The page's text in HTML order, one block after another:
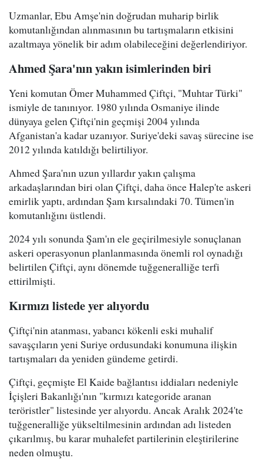
Uzmanlar, Ebu Amşe'nin doğrudan muharip birlik
komutanlığından alınmasının bu tartışmaların etkisini
azaltmaya yönelik bir adım olabileceğini değerlendiriyor.
Ahmed Şara'nın yakın isimlerinden biri
Yeni komutan Ömer Muhammed Çiftçi, "Muhtar Türki"
ismiyle de tanınıyor. 1980 yılında Osmaniye ilinde
dünyaya gelen Çiftçi'nin geçmişi 2004 yılında
Afganistan'a kadar uzanıyor. Suriye'deki savaş sürecine ise
2012 yılında katıldığı belirtiliyor.
Ahmed Şara'nın uzun yıllardır yakın çalışma
arkadaşlarından biri olan Çiftçi, daha önce Halep'te askeri
emirlik yaptı, ardından Şam kırsalındaki 70. Tümen'in
komutanlığını üstlendi.
2024 yılı sonunda Şam'ın ele geçirilmesiyle sonuçlanan
askeri operasyonun planlanmasında önemli rol oynadığı
belirtilen Çiftçi, aynı dönemde tuğgeneralliğe terfi
ettirilmişti.
Kırmızı listede yer alıyordu
Çiftçi'nin atanması, yabancı kökenli eski muhalif
savaşçıların yeni Suriye ordusundaki konumuna ilişkin
tartışmaları da yeniden gündeme getirdi.
Çiftçi, geçmişte El Kaide bağlantısı iddiaları nedeniyle
İçişleri Bakanlığı'nın "kırmızı kategoride aranan
teröristler" listesinde yer alıyordu. Ancak Aralık 2024'te
tuğgeneralliğe yükseltilmesinin ardından adı listeden
çıkarılmış, bu karar muhalefet partilerinin eleştirilerine
neden olmuştu.